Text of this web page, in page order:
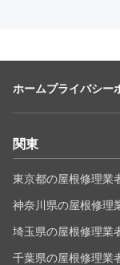
ホームプライバシー
関東
東京都の屋根修理業
神奈川県の屋根修理
埼玉県の屋根修理業
千葉県の屋根修理業